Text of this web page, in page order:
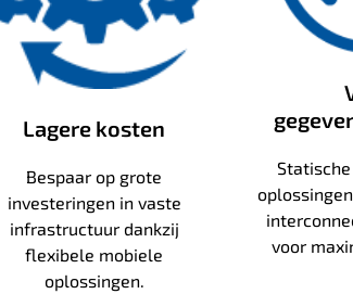
Lagere kosten
Bespaar op grote
investeringen in vaste
infrastructuur dankzij
flexibele mobiele
oplossingen.
Statische
voor